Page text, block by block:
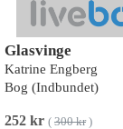
Glasvinge
Katrine Engberg
Bog (Indbundet)
252 kr ( 300 kr)